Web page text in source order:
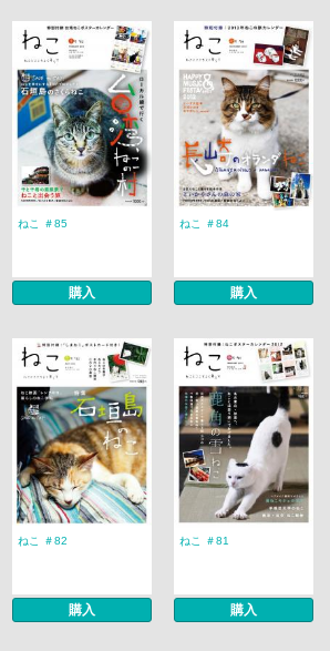
ねこ ＃85
購入
ねこ ＃84
購入
ねこ ＃82
購入
ねこ ＃81
購入